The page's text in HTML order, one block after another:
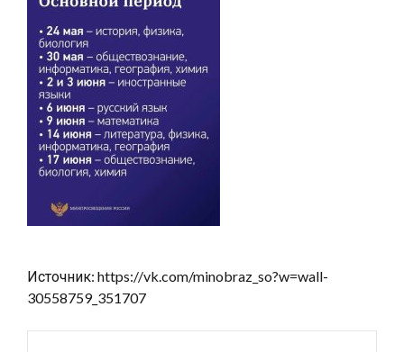
Источник: https://vk.com/minobraz_so?w=wall-
30558759_351707